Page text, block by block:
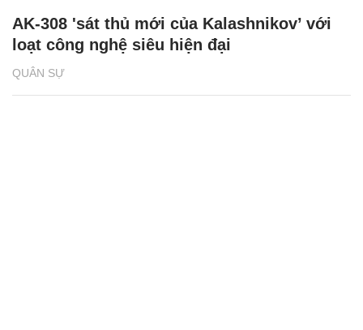
QUÂN SỰ
AK-308 'sát thủ mới của Kalashnikov’ với
loạt công nghệ siêu hiện đại